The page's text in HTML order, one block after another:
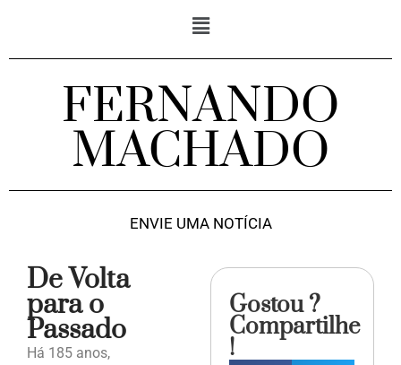
FERNANDO
MACHADO
ENVIE UMA NOTÍCIA
De Volta
para o
Passado
Há 185 anos,
Gostou ?
Compartilhe
!